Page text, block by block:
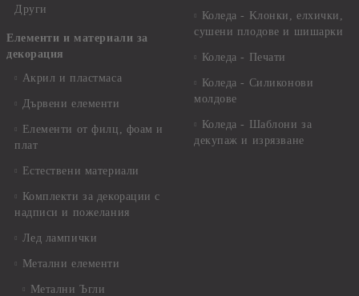
Други
Елементи и материали за
декорация
Акрил и пластмаса
Дървени елементи
Елементи от филц, фоам и
плат
Естествени материали
Комплекти за декорации с
надписи и пожелания
Лед лампички
Метални елементи
Метални Ъгли
Коледа - Kлонки, елхички,
сушени плодове и шишарки
Коледа - Печати
Коледа - Силиконови
молдове
Коледа - Шаблони за
декупаж и изрязване